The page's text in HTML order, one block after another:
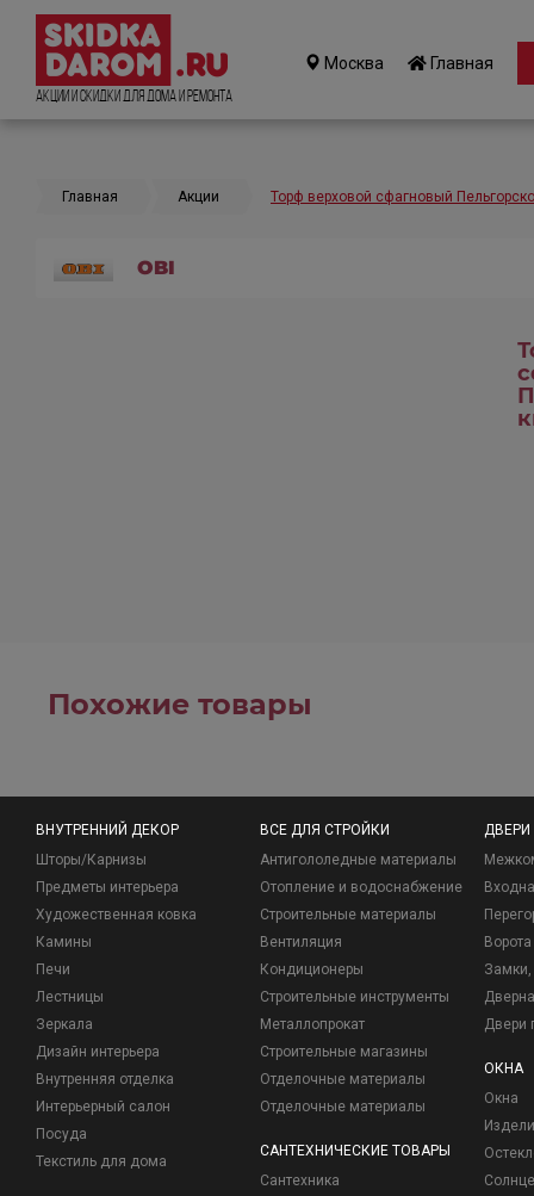
Акции и Скидки для дома и ремонта
Москва Главная
Главная Акции Торф верховой сфагновый
OBI
Похожие товары
ВНУТРЕННИЙ ДЕКОР
Шторы/Карнизы
Предметы интерьера
Художественная ковка
Камины
Печи
Лестницы
Зеркала
Дизайн интерьера
Внутренняя отделка
Интерьерный салон
Посуда
Текстиль для дома
ВСЕ ДЛЯ СТРОЙКИ
Антигололедные материалы
Отопление и водоснабжение
Строительные материалы
Вентиляция
Кондиционеры
Строительные инструменты
Металлопрокат
Строительные магазины
Отделочные материалы
Отделочные материалы
САНТЕХНИЧЕСКИЕ ТОВАРЫ
Сантехника
ДВЕРИ
Ворота
Замки,
Двери
ОКНА
Окна